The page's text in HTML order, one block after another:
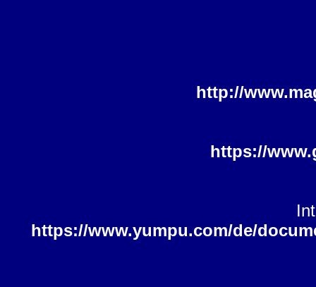
http://
https://
https://www.yumpu.com/de/